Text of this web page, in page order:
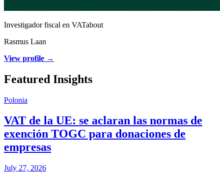
Investigador fiscal en VATabout
Rasmus Laan
View profile →
Featured Insights
Polonia
VAT de la UE: se aclaran las normas de
exención TOGC para donaciones de
empresas
July 27, 2026